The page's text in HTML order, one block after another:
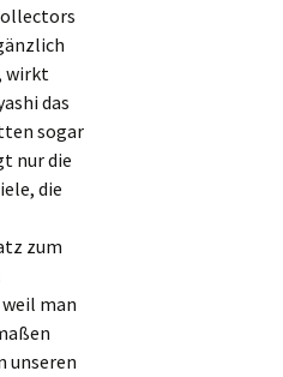
wirkt
das
sogar
nur die
die
zum
man
unseren